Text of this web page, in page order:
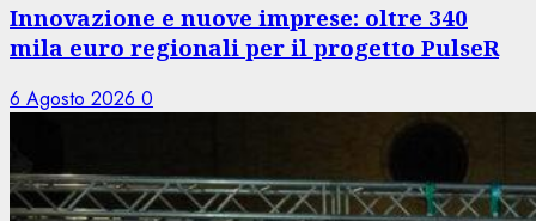
Innovazione e nuove imprese: oltre 340
mila euro regionali per il progetto PulseR
6 Agosto 2026 0